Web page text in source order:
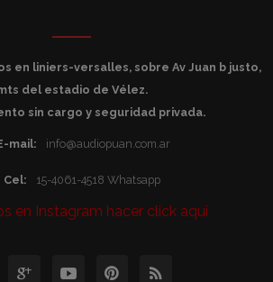
en liniers-versalles, sobre Av Juan b justo,
del estadio de Vélez.
sin cargo y seguridad privada.
mail: info@audiopuan.com.ar
Cel: 15-4061-4518 Whatsapp
en Instagram hacer click aqui